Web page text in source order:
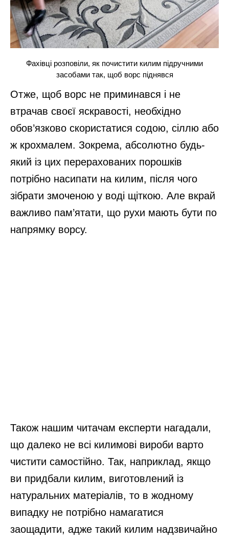
Фахівці розповіли, як почистити килим підручними
засобами так, щоб ворс піднявся
Отже, щоб ворс не приминався і не
втрачав своєї яскравості, необхідно
обов’язково скористатися содою, сіллю або
ж крохмалем. Зокрема, абсолютно будь-
який із цих перерахованих порошків
потрібно насипати на килим, після чого
зібрати змоченою у воді щіткою. Але вкрай
важливо пам’ятати, що рухи мають бути по
напрямку ворсу.
Також нашим читачам експерти нагадали,
що далеко не всі килимові вироби варто
чистити самостійно. Так, наприклад, якщо
ви придбали килим, виготовлений із
натуральних матеріалів, то в жодному
випадку не потрібно намагатися
заощадити, адже такий килим надзвичайно